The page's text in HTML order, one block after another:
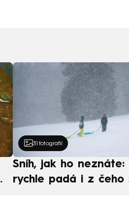
31 fotografií
Sníh, jak ho neznáte:
rychle padá i z čeho